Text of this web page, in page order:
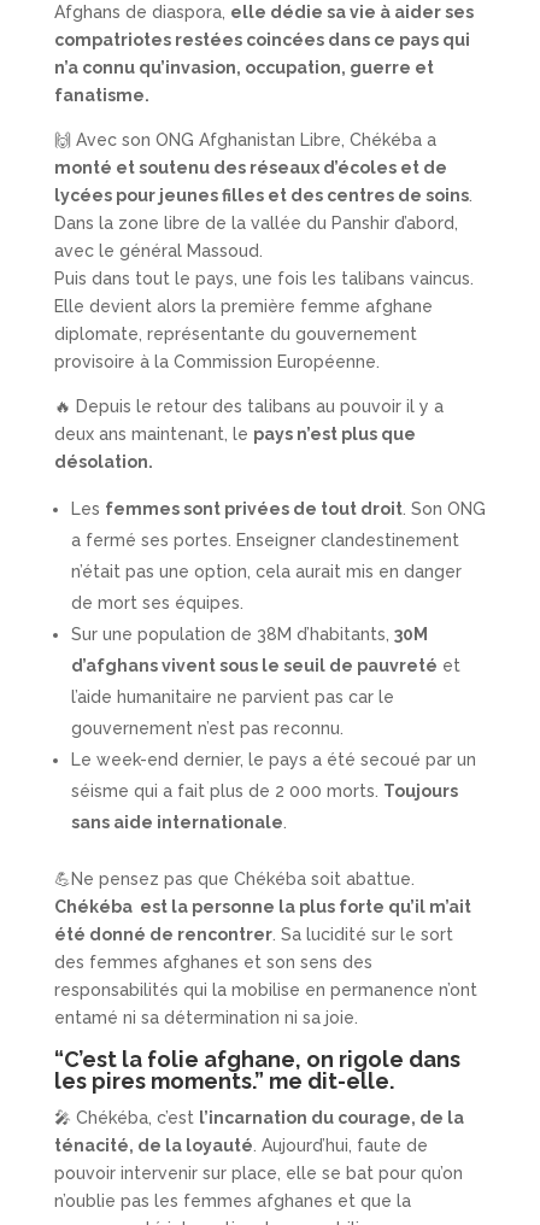
Afghans de diaspora, elle dédie sa vie à aider ses
compatriotes restées coincées dans ce pays qui
n’a connu qu’invasion, occupation, guerre et
fanatisme.
🙌 Avec son ONG Afghanistan Libre, Chékéba a
monté et soutenu des réseaux d’écoles et de
lycées pour jeunes filles et des centres de soins.
Dans la zone libre de la vallée du Panshir d’abord,
avec le général Massoud.
Puis dans tout le pays, une fois les talibans vaincus.
Elle devient alors la première femme afghane
diplomate, représentante du gouvernement
provisoire à la Commission Européenne.
🔥 Depuis le retour des talibans au pouvoir il y a
deux ans maintenant, le pays n’est plus que
désolation.
Les femmes sont privées de tout droit. Son ONG
a fermé ses portes. Enseigner clandestinement
n’était pas une option, cela aurait mis en danger
de mort ses équipes.
Sur une population de 38M d’habitants, 30M
d’afghans vivent sous le seuil de pauvreté et
l’aide humanitaire ne parvient pas car le
gouvernement n’est pas reconnu.
Le week-end dernier, le pays a été secoué par un
séisme qui a fait plus de 2 000 morts. Toujours
sans aide internationale
💪Ne pensez pas que Chékéba soit abattue.
Chékéba est la personne la plus forte qu’il m’ait
été donné de rencontrer. Sa lucidité sur le sort
des femmes afghanes et son sens des
responsabilités qui la mobilise en permanence n’ont
entamé ni sa détermination ni sa joie.
“C’est la folie afghane, on rigole dans
les pires moments.” me dit-elle.
🎤 Chékéba, c’est l’incarnation du courage, de la
ténacité, de la loyauté . Aujourd’hui, faute de
pouvoir intervenir sur place, elle se bat pour qu’on
n’oublie pas les femmes afghanes et que la